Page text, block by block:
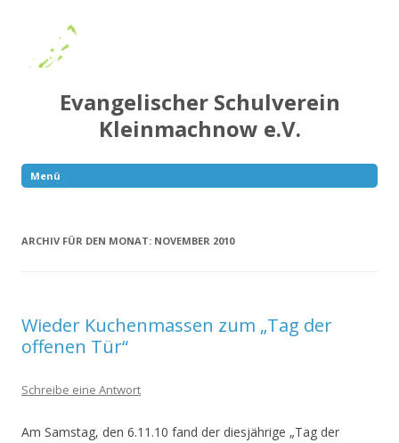
Evangelischer Schulverein
Kleinmachnow e.V.
Menü
ARCHIV FÜR DEN MONAT: NOVEMBER 2010
Wieder Kuchenmassen zum „Tag der
offenen Tür“
Schreibe eine Antwort
Am Samstag, den 6.11.10 fand der diesjährige „Tag der